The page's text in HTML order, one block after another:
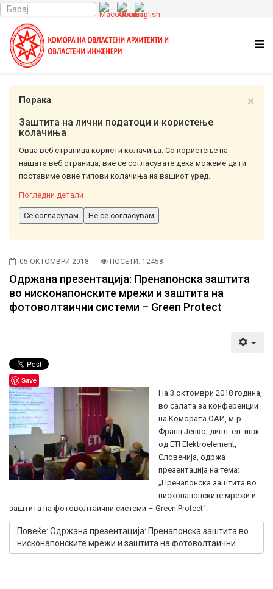
×
Порака
Заштита на лични податоци и користење
колачиња
Оваа веб страница користи колачиња. Со користење на
нашата веб страница, вие се согласувате дека можеме да ги
поставиме овие типови колачиња на вашиот уред.
Погледни детали
Се согласувам Не се согласувам
05 ОКТОМВРИ 2018 ПОСЕТИ: 12458
Одржана презентација: Пренапонска заштита
во нисконапонските мрежи и заштита на
фотоволтаични системи – Green Protect
Save
На 3 октомври 2018 година,
во салата за конференции
на Комората ОАИ, м-р
Франц Јенко, дипл. ел. инж.
од ETI Elektroelement,
Словенија, одржа
презентација на тема:
„Пренапонска заштита во
нисконапонските мрежи и
заштита на фотоволтаични системи – Green Protect“.
Повеќе: Одржана презентација: Пренапонска заштита во
нисконапонските мрежи и заштита на фотоволтаични...